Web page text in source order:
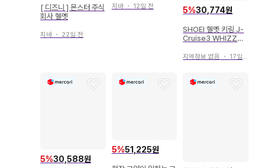
[ 디즈니 ] 몬스터 주식
회사 헬멧
지바 ・ 22일 전
가슬리 헬멧 포함 (클
지바・ 12일 전 5%30,774원
SHOEI 헬멧 키링 J-
Cruise3 WHIZZY
지역정보 없음 ・ 17일 전
5%30,588원
5%51,225원